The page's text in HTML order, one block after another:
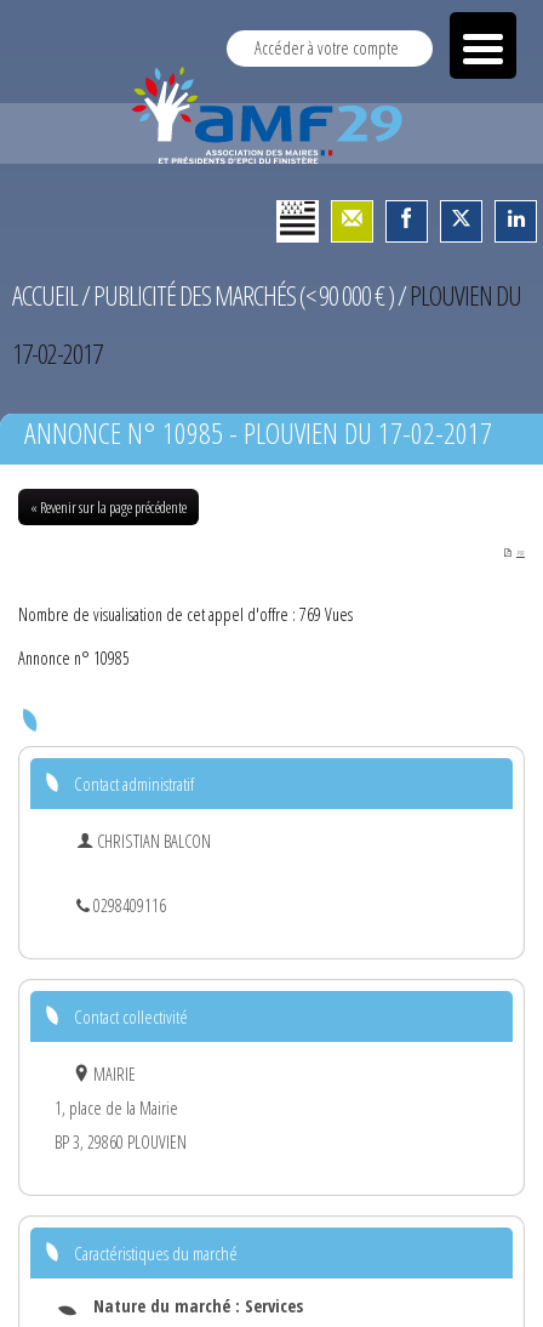
Accéder à votre compte
ACCUEIL/PUBLICITÉ DES MARCHÉS (< 90 000 € )/PLOUVIEN DU
17-02-2017
ANNONCE N° 10985 - PLOUVIEN DU 17-02-2017
« Revenir sur la page précédente
PDF
Nombre de visualisation de cet appel d'offre : 769 Vues
Annonce n° 10985
Contact administratif
CHRISTIAN BALCON
0298409116
Contact collectivité
MAIRIE
1, place de la Mairie
BP 3, 29860 PLOUVIEN
Caractéristiques du marché
Nature du marché : Services